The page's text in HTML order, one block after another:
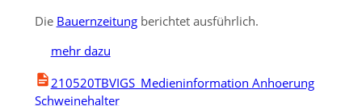
Die Bauernzeitungberichtet ausführlich.
mehr dazu
210520TBVIGS_Medieninformation Anhoerung
Schweinehalter